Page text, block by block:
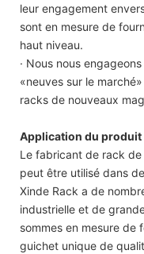
leur engagement
sont en mesure de
haut niveau.
· Nous nous
«neuves sur le
racks de nouveaux
Application du produit
Le fabricant de rack
peut être utilisé dans
Xinde Rack a de
industrielle et de
sommes en mesure de
guichet unique de